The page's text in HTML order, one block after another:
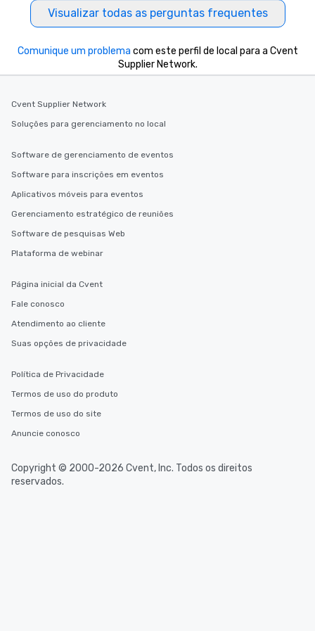
Visualizar todas as perguntas frequentes
Comunique um problema com este perfil de local para a Cvent
Supplier Network.
Cvent Supplier Network
Soluções para gerenciamento no local
Software de gerenciamento de eventos
Software para inscrições em eventos
Aplicativos móveis para eventos
Gerenciamento estratégico de reuniões
Software de pesquisas Web
Plataforma de webinar
Página inicial da Cvent
Fale conosco
Atendimento ao cliente
Suas opções de privacidade
Política de Privacidade
Termos de uso do produto
Termos de uso do site
Anuncie conosco
Copyright © 2000-2026 Cvent, Inc. Todos os direitos
reservados.